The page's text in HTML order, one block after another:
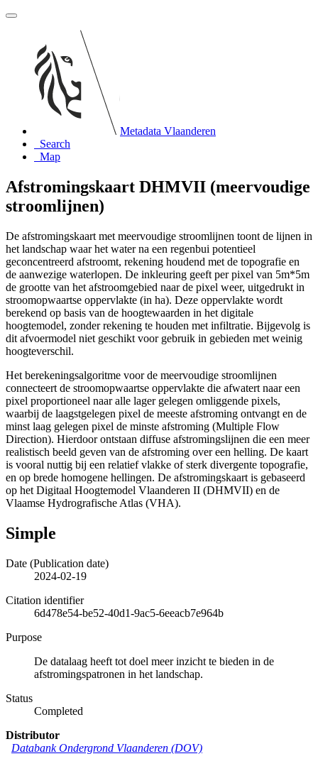
Metadata Vlaanderen
Search
Map
Afstromingskaart DHMVII (meervoudige
stroomlijnen)
De afstromingskaart met meervoudige stroomlijnen toont de lijnen in
het landschap waar het water na een regenbui potentieel
geconcentreerd afstroomt, rekening houdend met de topografie en
de aanwezige waterlopen. De inkleuring geeft per pixel van 5m*5m
de grootte van het afstroomgebied naar de pixel weer, uitgedrukt in
stroomopwaartse oppervlakte (in ha). Deze oppervlakte wordt
berekend op basis van de hoogtewaarden in het digitale
hoogtemodel, zonder rekening te houden met infiltratie. Bijgevolg is
dit afvoermodel niet geschikt voor gebruik in gebieden met weinig
hoogteverschil.
Het berekeningsalgoritme voor de meervoudige stroomlijnen
connecteert de stroomopwaartse oppervlakte die afwatert naar een
pixel proportioneel naar alle lager gelegen omliggende pixels,
waarbij de laagstgelegen pixel de meeste afstroming ontvangt en de
minst laag gelegen pixel de minste afstroming (Multiple Flow
Direction). Hierdoor ontstaan diffuse afstromingslijnen die een meer
realistisch beeld geven van de afstroming over een helling. De kaart
is vooral nuttig bij een relatief vlakke of sterk divergente topografie,
en op brede homogene hellingen. De afstromingskaart is gebaseerd
op het Digitaal Hoogtemodel Vlaanderen II (DHMVII) en de
Vlaamse Hydrografische Atlas (VHA).
Simple
Date (Publication date)
2024-02-19
Citation identifier
6d478e54-be52-40d1-9ac5-6eeacb7e964b
Purpose
De datalaag heeft tot doel meer inzicht te bieden in de
afstromingspatronen in het landschap.
Status
Completed
Distributor
Databank Ondergrond Vlaanderen (DOV)